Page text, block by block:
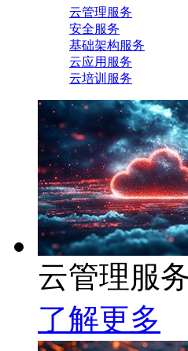
云管理服务
安全服务
基础架构服务
云应用服务
云培训服务
云管理服
了解更多